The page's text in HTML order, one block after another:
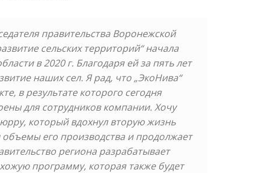
правительства Воронежской
сельских территорий“ начала
в 2020 г. Благодаря ей за пять лет
наших сел. Я рад, что „ЭкоНива“
в результате которого сегодня
для сотрудников компании. Хочу
который вдохнул вторую жизнь
его производства и продолжает
региона разрабатывает
программу, которая также будет